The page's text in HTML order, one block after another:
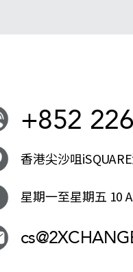
+852
香港尖沙咀
星期一至星期五 10